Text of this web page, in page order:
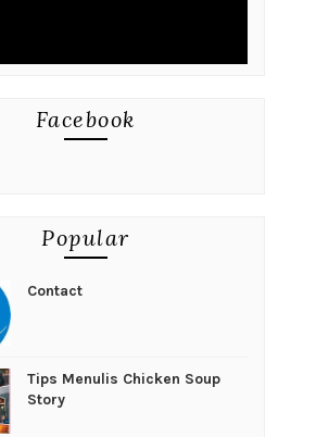
Facebook
Popular
Contact
Tips Menulis Chicken Soup
Story